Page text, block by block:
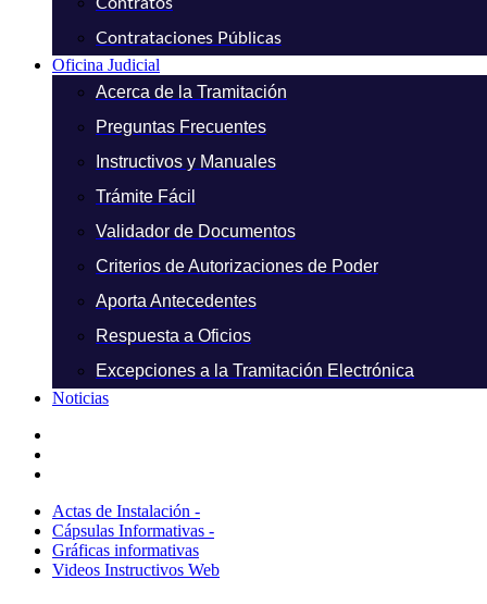
Contrataciones Públicas
Oficina Judicial
Acerca de la Tramitación
Preguntas Frecuentes
Instructivos y Manuales
Trámite Fácil
Validador de Documentos
Criterios de Autorizaciones de Poder
Aporta Antecedentes
Respuesta a Oficios
Excepciones a la Tramitación Electrónica
Noticias
Actas de Instalación -
Cápsulas Informativas -
Gráficas informativas
Videos Instructivos Web